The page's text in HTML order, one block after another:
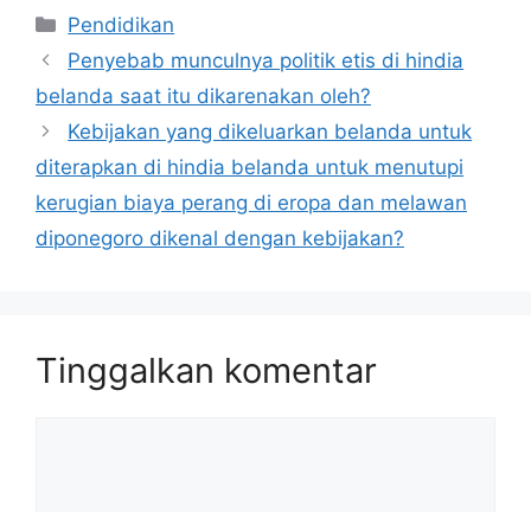
Kategori
Pendidikan
Penyebab munculnya politik etis di hindia
belanda saat itu dikarenakan oleh?
Kebijakan yang dikeluarkan belanda untuk
diterapkan di hindia belanda untuk menutupi
kerugian biaya perang di eropa dan melawan
diponegoro dikenal dengan kebijakan?
Tinggalkan komentar